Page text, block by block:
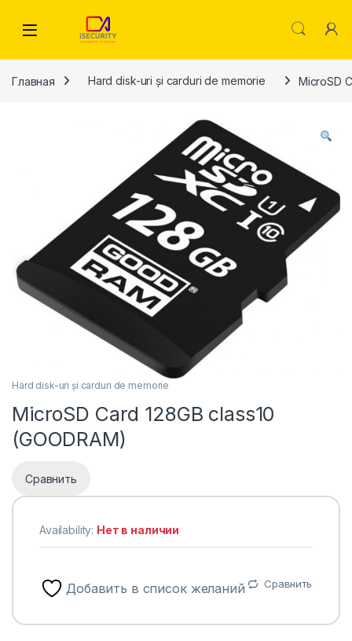
Главная Hard disk-uri și carduri de memorie MicroSD
Hard disk-uri și carduri de memorie
MicroSD Card 128GB class10
(GOODRAM)
Сравнить
Availability: Нет в наличии
Добавить в список желаний Сравнить